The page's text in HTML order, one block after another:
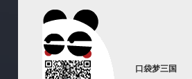
口袋梦三国